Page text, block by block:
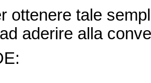
ottenere tale
aderire alla